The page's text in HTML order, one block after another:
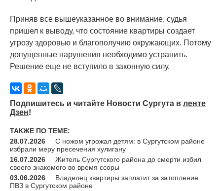
Приняв все вышеуказанное во внимание, судья
пришел к выводу, что состояние квартиры создает
угрозу здоровью и благополучию окружающих. Потому
допущенные нарушения необходимо устранить.
Решение еще не вступило в законную силу.
Подпишитесь и читайте Новости Сургута в ленте
Дзен!
ТАКЖЕ ПО ТЕМЕ:
28.07.2026
С ножом угрожал детям: в Сургутском районе
избрали меру пресечения хулигану
16.07.2026
Житель Сургутского района до смерти избил
своего знакомого во время ссоры
03.06.2026
Владелец квартиры заплатит за затопление
ПВЗ в Сургутском районе